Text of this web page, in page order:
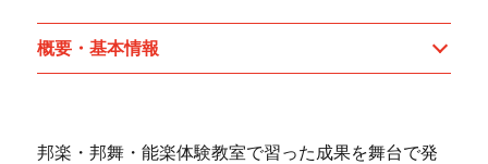
概要・基本情報
邦楽・邦舞・能楽体験教室で習った成果を舞台で発